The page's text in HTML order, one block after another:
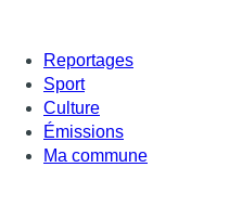
Reportages
Sport
Culture
Émissions
Ma commune